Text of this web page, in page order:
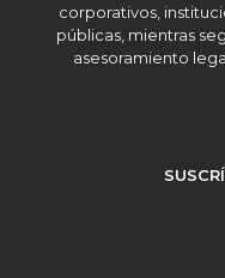
corporativos,
públicas, mientras
asesoramiento